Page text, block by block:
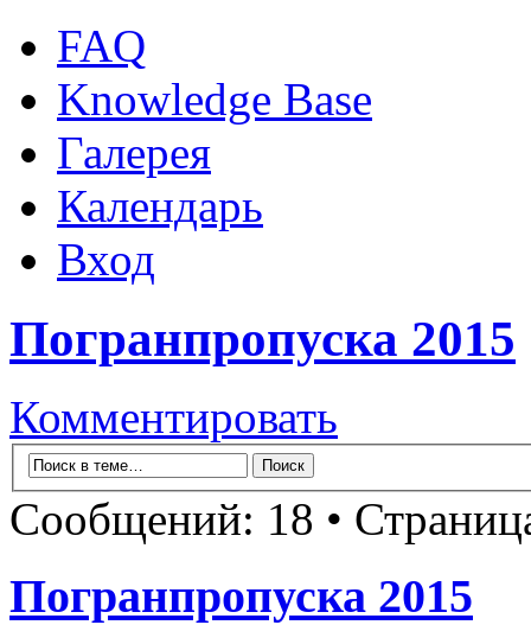
FAQ
Knowledge Base
Галерея
Календарь
Вход
Погранпропуска 2015
Комментировать
Сообщений: 18 •
Погранпропуска 2015